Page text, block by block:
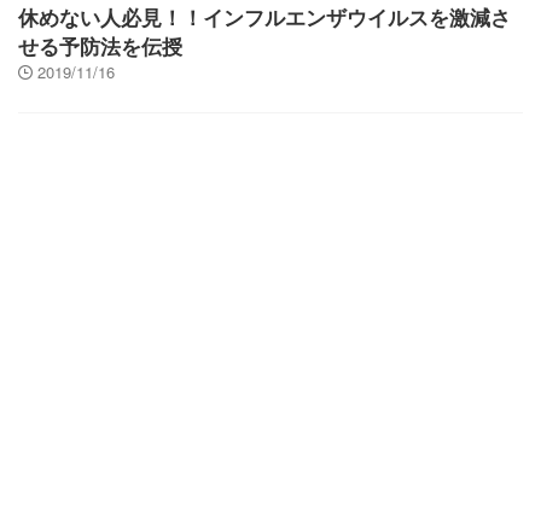
休めない人必見！！インフルエンザウイルスを激減さ
せる予防法を伝授
2019/11/16